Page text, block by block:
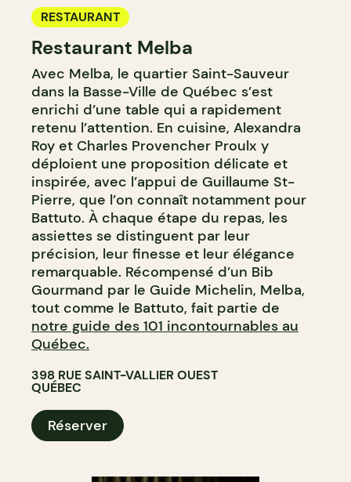
RESTAURANT
Restaurant Melba
Avec Melba, le quartier Saint-Sauveur
dans la Basse-Ville de Québec s’est
enrichi d’une table qui a rapidement
retenu l’attention. En cuisine, Alexandra
Roy et Charles Provencher Proulx y
déploient une proposition délicate et
inspirée, avec l’appui de Guillaume St-
Pierre, que l’on connaît notamment pour
Battuto. À chaque étape du repas, les
assiettes se distinguent par leur
précision, leur finesse et leur élégance
remarquable. Récompensé d’un Bib
Gourmand par le Guide Michelin, Melba,
tout comme le Battuto, fait partie de
notre guide des 101 incontournables au
Québec.
398 RUE SAINT-VALLIER OUEST
QUÉBEC
Réserver